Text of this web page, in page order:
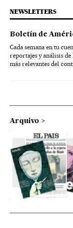
NEWSLETTERS
Boletín de
Cada semana en tu
reportajes y análisis
más relevantes del
Arquivo